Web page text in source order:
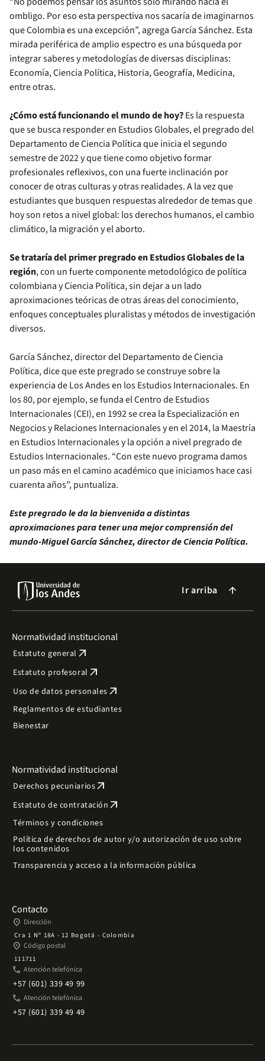
ombligo. Por eso esta perspectiva nos sacaría de imaginarnos
que Colombia es una excepción”, agrega García Sánchez. Esta
mirada periférica de amplio espectro es una búsqueda por
integrar saberes y metodologías de diversas disciplinas:
Economía, Ciencia Política, Historia, Geografía, Medicina,
entre otras.
¿Cómo está funcionando el mundo de hoy?Es la respuesta
que se busca responder en Estudios Globales, el pregrado del
Departamento de Ciencia Política que inicia el segundo
semestre de 2022 y que tiene como objetivo formar
profesionales reflexivos, con una fuerte inclinación por
conocer de otras culturas y otras realidades. A la vez que
estudiantes que busquen respuestas alrededor de temas que
hoy son retos a nivel global: los derechos humanos, el cambio
climático, la migración y el aborto.
Se trataría del primer pregrado en Estudios Globales de la
región, con un fuerte componente metodológico de política
colombiana y Ciencia Política, sin dejar a un lado
aproximaciones teóricas de otras áreas del conocimiento,
enfoques conceptuales pluralistas y métodos de investigación
diversos.
García Sánchez, director del Departamento de Ciencia
Política, dice que este pregrado se construye sobre la
experiencia de Los Andes en los Estudios Internacionales. En
los 80, por ejemplo, se funda el Centro de Estudios
Internacionales (CEI), en 1992 se crea la Especialización en
Negocios y Relaciones Internacionales y en el 2014, la Maestría
en Estudios Internacionales y la opción a nivel pregrado de
Estudios Internacionales. “Con este nuevo programa damos
un paso más en el camino académico que iniciamos hace casi
cuarenta años”, puntualiza.
Este pregrado le da la bienvenida a distintas
aproximaciones para tener una mejor comprensión del
mundo-Miguel García Sánchez, director de Ciencia Política.
Ir arriba arrow_forward
Normatividad institucional
Estatuto general arrow_outward
Estatuto profesoral arrow_outward
Uso de datos personales arrow_outward
Reglamentos de estudiantes
Bienestar
Normatividad institucional
Derechos pecuniariosarrow_outward
Estatuto de contratación arrow_outward
Términos y condiciones
Política de derechos de autor y/o autorización de uso sobre
los contenidos
Transparencia y acceso a la información pública
Contacto
place Dirección
Cra 1 Nº 18A - 12 Bogotá - Colombia
place Código postal
111711
phone Atención telefónica
+57 (601) 339 49 99
phone Atención telefónica
+57 (601) 339 49 49